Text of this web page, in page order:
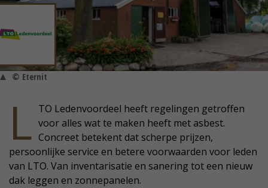
© Eternit
L TO Ledenvoordeel heeft regelingen getroffen
voor alles wat te maken heeft met asbest.
Concreet betekent dat scherpe prijzen,
persoonlijke service en betere voorwaarden voor leden
van LTO. Van inventarisatie en sanering tot een nieuw
dak leggen en zonnepanelen.